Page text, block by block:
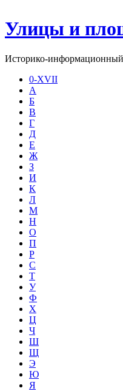
Улицы и
Историко-
0-XVII
А
Б
В
Г
Д
Е
Ж
З
И
К
Л
М
Н
О
П
Р
С
Т
У
Ф
Х
Ц
Ч
Ш
Щ
Э
Ю
Я